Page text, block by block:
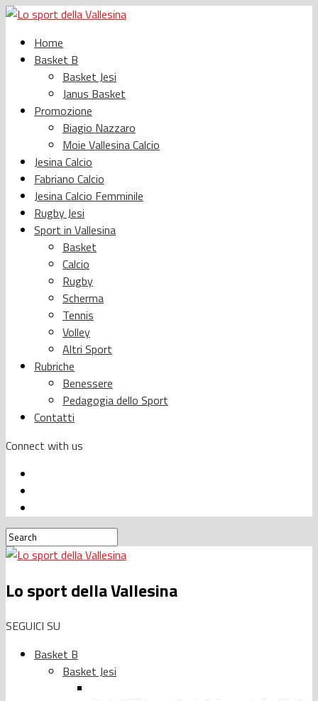
Home
Basket B
Basket Jesi
Janus Basket
Promozione
Biagio Nazzaro
Moie Vallesina Calcio
Jesina Calcio
Fabriano Calcio
Jesina Calcio Femminile
Rugby Jesi
Sport in Vallesina
Basket
Calcio
Rugby
Scherma
Tennis
Volley
Altri Sport
Rubriche
Benessere
Pedagogia dello Sport
Contatti
Connect with us
Lo sport della Vallesina
SEGUICI SU
Basket B
Basket Jesi